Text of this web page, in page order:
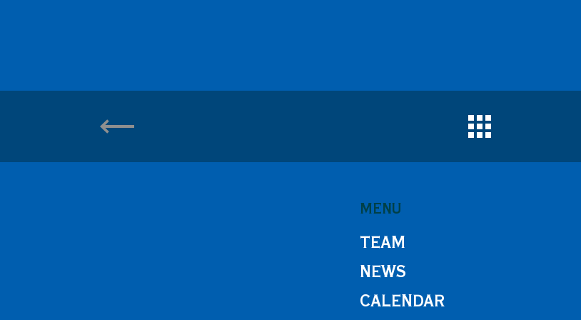
MENU
TEAM
NEWS
CALENDAR